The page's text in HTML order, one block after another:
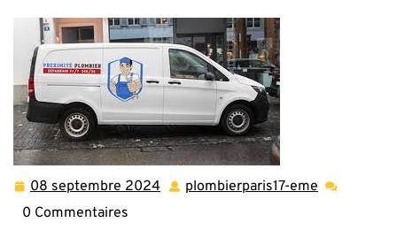
08 septembre 2024 08 plombierparis17-eme
0 Commentaires